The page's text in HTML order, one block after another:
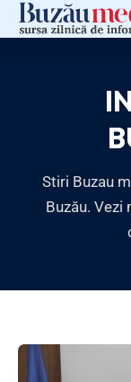
Stiri Buzau
Buzău.